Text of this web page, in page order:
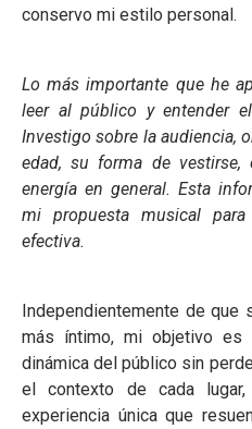
conservo mi estilo personal.
Lo más importante que he
leer al público y entender
Investigo sobre la audiencia,
edad, su forma de
energía en general. Esta
mi propuesta musical
efectiva.
Independientemente de que
más íntimo, mi objetivo es
dinámica del público sin
el contexto de cada
experiencia única que